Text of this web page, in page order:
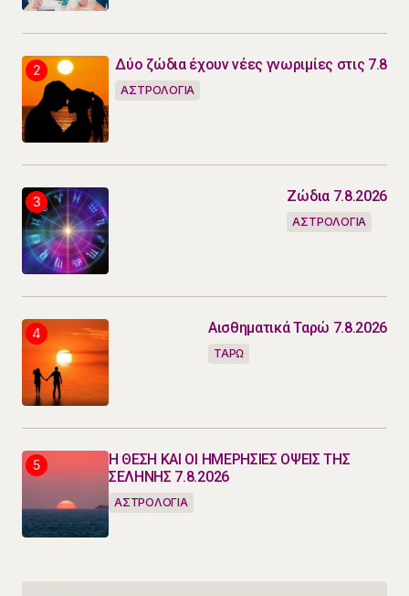
Δύο ζώδια έχουν νέες γνωριμίες στις 7.8
ΑΣΤΡΟΛΟΓΙΑ
Ζώδια 7.8.2026
ΑΣΤΡΟΛΟΓΙΑ
Αισθηματικά Ταρώ 7.8.2026
ΤΑΡΩ
Η ΘΕΣΗ ΚΑΙ ΟΙ ΗΜΕΡΗΣΙΕΣ ΟΨΕΙΣ ΤΗΣ
ΣΕΛΗΝΗΣ 7.8.2026
ΑΣΤΡΟΛΟΓΙΑ